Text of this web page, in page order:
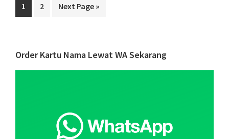
Pandemi?
Begini
Page
1 Page
2
Go
Next Page »
Primary
Sidebar
Order Kartu Nama Lewat WA Sekarang